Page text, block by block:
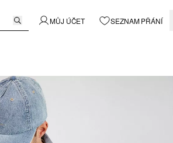
MŮJ ÚČET SEZNAM PŘÁNÍ